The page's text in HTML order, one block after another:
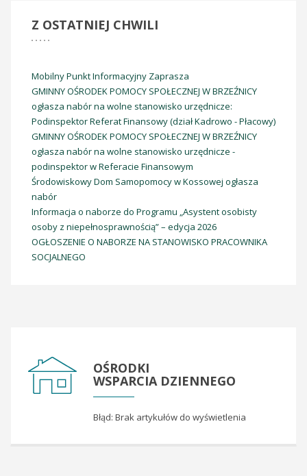
Dom Seniora - Marcyporęba
Z OSTATNIEJ CHWILI
Mobilny Punkt Informacyjny Zaprasza
GMINNY OŚRODEK POMOCY SPOŁECZNEJ W BRZEŹNICY
ogłasza nabór na wolne stanowisko urzędnicze:
Podinspektor Referat Finansowy (dział Kadrowo - Płacowy)
GMINNY OŚRODEK POMOCY SPOŁECZNEJ W BRZEŹNICY
ogłasza nabór na wolne stanowisko urzędnicze -
podinspektor w Referacie Finansowym
Środowiskowy Dom Samopomocy w Kossowej ogłasza
nabór
Informacja o naborze do Programu „Asystent osobisty
osoby z niepełnosprawnością” – edycja 2026
OGŁOSZENIE O NABORZE NA STANOWISKO PRACOWNIKA
SOCJALNEGO
OŚRODKI
WSPARCIA DZIENNEGO
Błąd: Brak artykułów do wyświetlenia